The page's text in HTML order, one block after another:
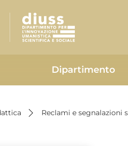
Dipartimento
Reclami e segnalazioni